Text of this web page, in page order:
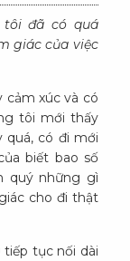
tôi đã có quá
giác của việc
cảm xúc và có
tôi mới thấy
quá, có đi mới
biết bao số
quý những gì
cho đi thật
tiếp tục nối dài